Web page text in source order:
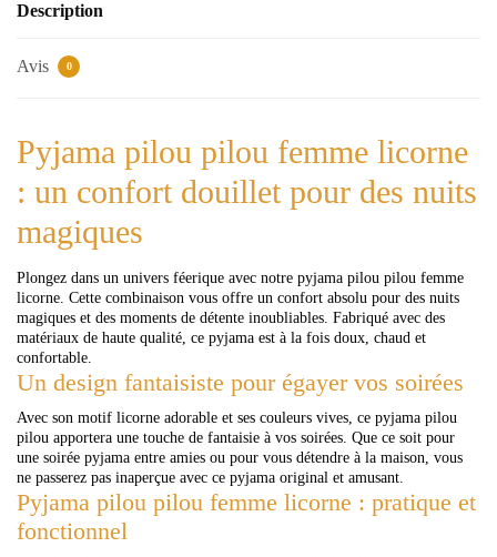
Description
Avis 0
Pyjama pilou pilou femme licorne
: un confort douillet pour des nuits
magiques
Plongez dans un univers féerique avec notre pyjama pilou pilou femme
licorne. Cette combinaison vous offre un confort absolu pour des nuits
magiques et des moments de détente inoubliables. Fabriqué avec des
matériaux de haute qualité, ce pyjama est à la fois doux, chaud et
confortable.
Un design fantaisiste pour égayer vos soirées
Avec son motif licorne adorable et ses couleurs vives, ce pyjama pilou
pilou apportera une touche de fantaisie à vos soirées. Que ce soit pour
une soirée pyjama entre amies ou pour vous détendre à la maison, vous
ne passerez pas inaperçue avec ce pyjama original et amusant.
Pyjama pilou pilou femme licorne : pratique et
fonctionnel